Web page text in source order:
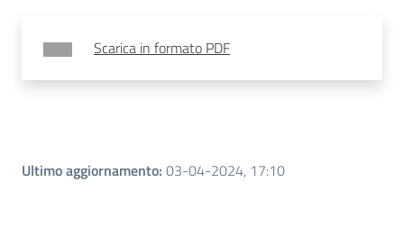
Scarica in formato PDF
Ultimo aggiornamento: 03-04-2024, 17:10